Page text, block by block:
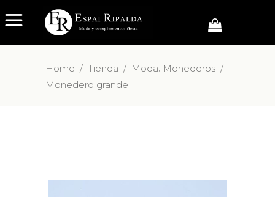
Home / Tienda / Moda, Monederos /
Monedero grande